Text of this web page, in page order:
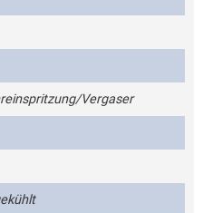
Vergaser